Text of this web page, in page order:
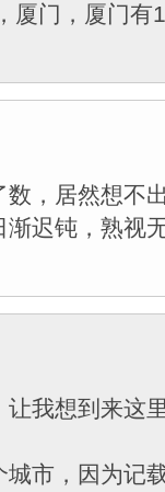
厦门，厦门
，居然想不
迟钝，熟视
我想到来这
市，因为记